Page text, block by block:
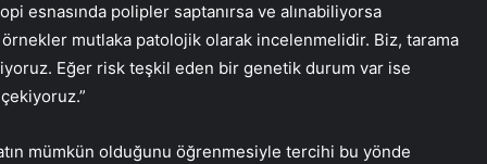
esnasında polipler saptanırsa ve alınabiliyorsa
örnekler mutlaka patolojik olarak incelenmelidir. Biz, tarama
Eğer risk teşkil eden bir genetik durum var ise
mümkün olduğunu öğrenmesiyle tercihi bu yönde